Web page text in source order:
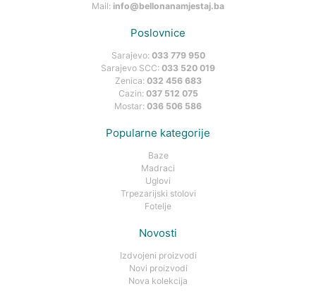
Mail: info@bellonanamjestaj.ba
Poslovnice
Sarajevo: 033 779 950
Sarajevo SCC: 033 520 019
Zenica: 032 456 683
Cazin: 037 512 075
Mostar: 036 506 586
Popularne kategorije
Baze
Madraci
Uglovi
Trpezarijski stolovi
Fotelje
Novosti
Izdvojeni proizvodi
Novi proizvodi
Nova kolekcija